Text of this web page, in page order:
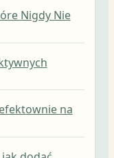
Nigdy Nie
na